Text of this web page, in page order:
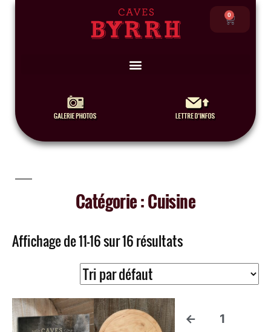
0
Catégorie : Cuisine
Affichage de 11–16 sur 16 résultats
← 1